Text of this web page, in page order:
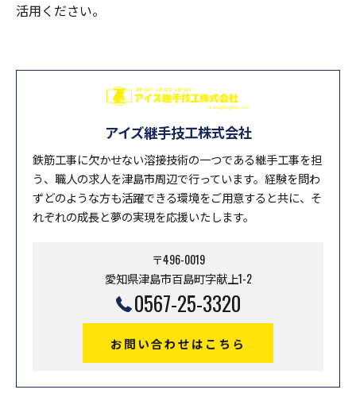
活用ください。
アイズ継手技工株式会社
鉄筋工事に欠かせない溶接技術の一つである継手工事を担
う、職人の求人を津島市周辺で行っています。経験を問わ
ずどのような方も活躍できる環境をご用意すると共に、そ
れぞれの成長と夢の実現を応援いたします。
〒496-0019
愛知県津島市百島町字献上1-2
0567-25-3320
お問い合わせはこちら